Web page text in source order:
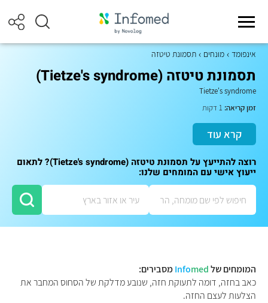
אינפומד מונחים תסמונת טיטזה
תסמונת טיטזה (Tietze's syndrome)
Tietze's syndrome
זמן קריאה:
קרא עוד
רוצה להתייעץ על תסמונת טיטזה (Tietze's syndrome)? לתאום
ייעוץ אישי עם המומחים שלנו:
המומחים של Infomed
מסבירים:
כאב בחזה, דומה לתעוקת חזה, שנובע מדלקת של הסחוס המחבר את
הצלעות לעצם החזה.